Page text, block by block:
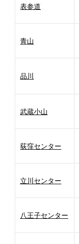
表参道
青山
品川
武蔵小山
荻窪センター
立川センター
八王子センター